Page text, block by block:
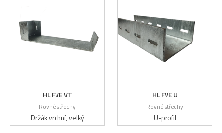
HL FVE VT
Rovné střechy
Držák vrchní, velký
HL FVE U
Rovné střechy
U-profil